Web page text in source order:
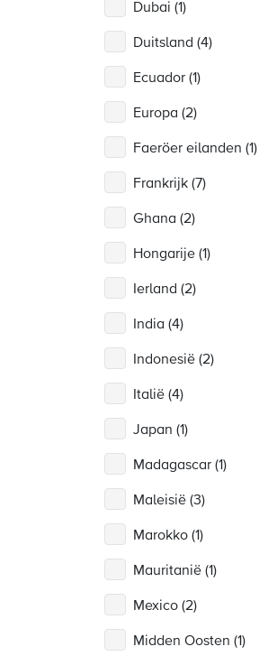
Dubai (1)
Duitsland (4)
Ecuador (1)
Europa (2)
Faeröer eilanden (1)
Frankrijk (7)
Ghana (2)
Hongarije (1)
Ierland (2)
India (4)
Indonesië (2)
Italië (4)
Japan (1)
Madagascar (1)
Maleisië (3)
Marokko (1)
Mauritanië (1)
Mexico (2)
Midden Oosten (1)